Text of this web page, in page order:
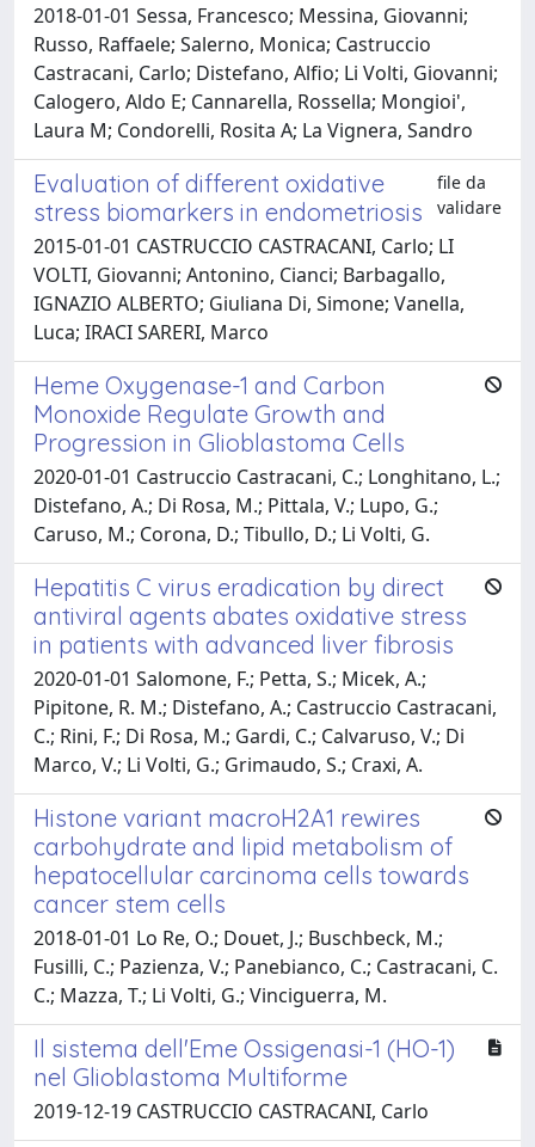
2018-01-01 Sessa, Francesco; Messina, Giovanni;
Russo, Raffaele; Salerno, Monica; Castruccio
Castracani, Carlo; Distefano, Alfio; Li Volti, Giovanni;
Calogero, Aldo E; Cannarella, Rossella; Mongioi',
Laura M; Condorelli, Rosita A; La Vignera, Sandro
Evaluation of different oxidative
stress biomarkers in endometriosis
file da
validare
2015-01-01 CASTRUCCIO CASTRACANI, Carlo; LI
VOLTI, Giovanni; Antonino, Cianci; Barbagallo,
IGNAZIO ALBERTO; Giuliana Di, Simone; Vanella,
Luca; IRACI SARERI, Marco
Heme Oxygenase-1 and Carbon
Monoxide Regulate Growth and
Progression in Glioblastoma Cells
2020-01-01 Castruccio Castracani, C.; Longhitano, L.;
Distefano, A.; Di Rosa, M.; Pittala, V.; Lupo, G.;
Caruso, M.; Corona, D.; Tibullo, D.; Li Volti, G.
Hepatitis C virus eradication by direct
antiviral agents abates oxidative stress
in patients with advanced liver fibrosis
2020-01-01 Salomone, F.; Petta, S.; Micek, A.;
Pipitone, R. M.; Distefano, A.; Castruccio Castracani,
C.; Rini, F.; Di Rosa, M.; Gardi, C.; Calvaruso, V.; Di
Marco, V.; Li Volti, G.; Grimaudo, S.; Craxi, A.
Histone variant macroH2A1 rewires
carbohydrate and lipid metabolism of
hepatocellular carcinoma cells towards
cancer stem cells
2018-01-01 Lo Re, O.; Douet, J.; Buschbeck, M.;
Fusilli, C.; Pazienza, V.; Panebianco, C.; Castracani, C.
C.; Mazza, T.; Li Volti, G.; Vinciguerra, M.
Il sistema dell'Eme Ossigenasi-1 (HO-1)
nel Glioblastoma Multiforme
2019-12-19 CASTRUCCIO CASTRACANI, Carlo